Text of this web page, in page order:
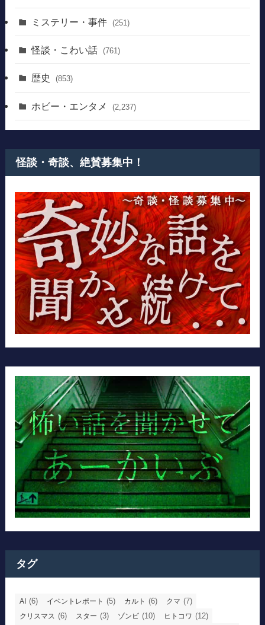
ミステリー・事件 (251)
怪談・こわい話 (761)
歴史 (853)
ホビー・エンタメ (2,237)
怪談・奇談、絶賛募集中！
タグ
AI (6) イベントレポート (5) カルト (6) クマ (7)
クリスマス (6) スター (3) ゾンビ (10) ヒトコワ (12)